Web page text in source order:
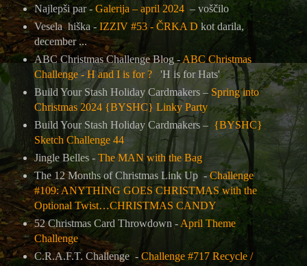
Najlepši par - Galerija – april 2024– voščilo
Vesela hiška - IZZIV #53 - ČRKA D kot darila,
december ...
ABC Christmas Challenge Blog - ABC Christmas
Challenge - H and I is for ?
'H is for Hats'
Build Your Stash Holiday Cardmakers – Spring into
Christmas 2024 {BYSHC} Linky Party
Build Your Stash Holiday Cardmakers – {BYSHC}
Sketch Challenge 44
Jingle Belles - The MAN with the Bag
The 12 Months of Christmas Link Up -Challenge
#109: ANYTHING GOES CHRISTMAS with the
Optional Twist…CHRISTMAS CANDY
52 Christmas Card Throwdown - April Theme
Challenge
C.R.A.F.T. Challenge - Challenge #717 Recycle /